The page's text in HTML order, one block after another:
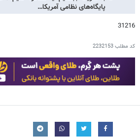
پایگاه‌های نظامی آمریکا…
31216
کد مطلب2232153